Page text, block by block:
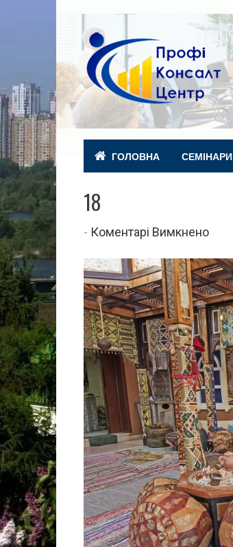
ГОЛОВНА СЕМІНАРИ
18
- Коментарі Вимкненодо
18